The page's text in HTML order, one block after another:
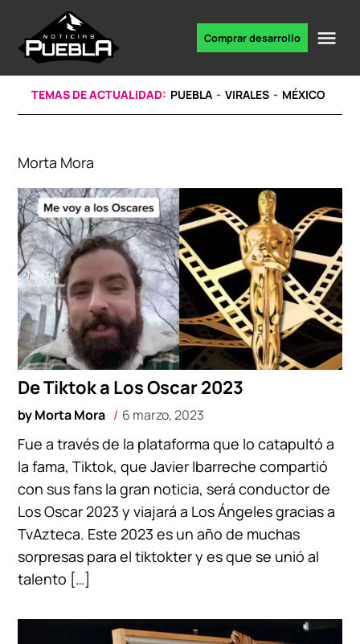
content
noticias
Comprar desarrollo
TEMAS DE ACTUALIDAD: PUEBLA VIRALES MÉXICO
Morta Mora
De Tiktok a Los Oscar 2023
byMorta Mora 6 marzo, 2023
Fue a través de la plataforma que lo catapultó a
la fama, Tiktok, que Javier Ibarreche compartió
con sus fans la gran noticia, será conductor de
Los Oscar 2023 y viajará a Los Ángeles gracias a
TvAzteca. Este 2023 es un año de muchas
sorpresas para el tiktokter y es que se unió al
talento […]